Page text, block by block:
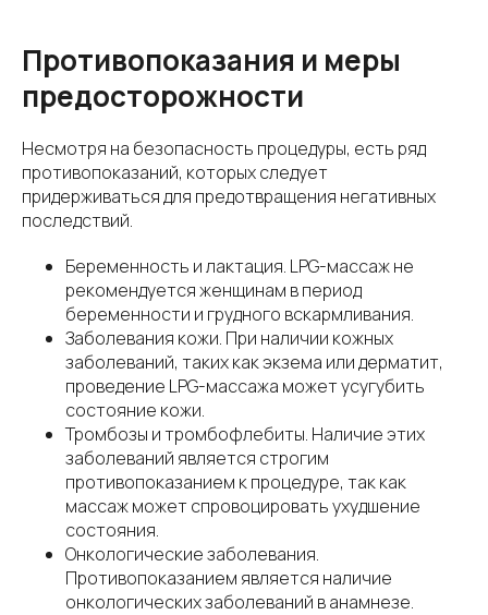
Противопоказания и меры
предосторожности
Несмотря на безопасность процедуры, есть ряд
противопоказаний, которых следует
придерживаться для предотвращения негативных
последствий.
Беременность и лактация. LPG-массаж не
рекомендуется женщинам в период
беременности и грудного вскармливания.
Заболевания кожи. При наличии кожных
заболеваний, таких как экзема или дерматит,
проведение LPG-массажа может усугубить
состояние кожи.
Тромбозы и тромбофлебиты. Наличие этих
заболеваний является строгим
противопоказанием к процедуре, так как
массаж может спровоцировать ухудшение
состояния.
Онкологические заболевания.
Противопоказанием является наличие
онкологических заболеваний в анамнезе.